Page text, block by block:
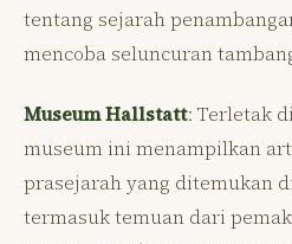
tentang sejarah
mencoba seluncuran
Museum Hallstatt: Terletak
museum ini menampilkan
prasejarah yang ditemukan
termasuk temuan dari